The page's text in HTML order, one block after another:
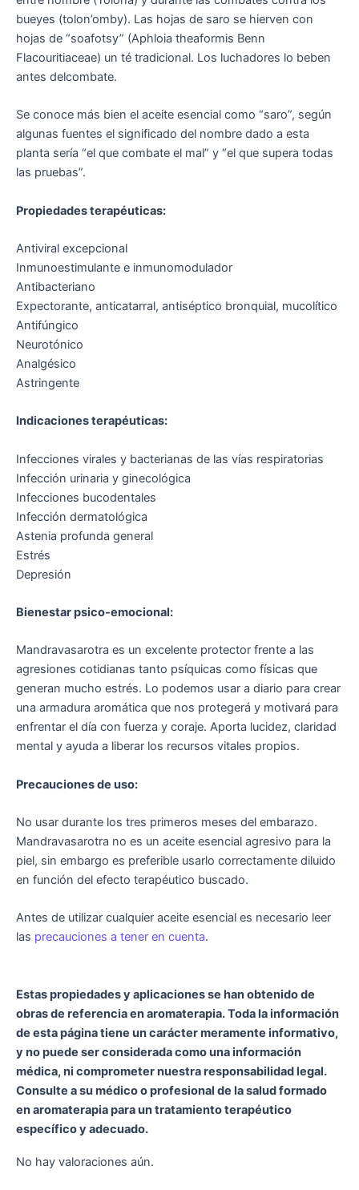
bueyes (tolon’omby). Las hojas de saro se hierven con
hojas de “soafotsy” (Aphloia theaformis Benn
Flacouritiaceae) un té tradicional. Los luchadores lo beben
antes delcombate.
Se conoce más bien el aceite esencial como “saro”, según
algunas fuentes el significado del nombre dado a esta
planta sería “el que combate el mal” y “el que supera todas
las pruebas”.
Propiedades terapéuticas:
Antiviral excepcional
Inmunoestimulante e inmunomodulador
Antibacteriano
Expectorante, anticatarral, antiséptico bronquial, mucolítico
Antifúngico
Neurotónico
Analgésico
Astringente
Indicaciones terapéuticas:
Infecciones virales y bacterianas de las vías respiratorias
Infección urinaria y ginecológica
Infecciones bucodentales
Infección dermatológica
Astenia profunda general
Estrés
Depresión
Bienestar psico-emocional:
Mandravasarotra es un excelente protector frente a las
agresiones cotidianas tanto psíquicas como físicas que
generan mucho estrés. Lo podemos usar a diario para crear
una armadura aromática que nos protegerá y motivará para
enfrentar el día con fuerza y coraje. Aporta lucidez, claridad
mental y ayuda a liberar los recursos vitales propios.
Precauciones de uso:
No usar durante los tres primeros meses del embarazo.
Mandravasarotra no es un aceite esencial agresivo para la
piel, sin embargo es preferible usarlo correctamente diluido
en función del efecto terapéutico buscado.
Antes de utilizar cualquier aceite esencial es necesario leer
las precauciones a tener en cuenta.
Estas propiedades y aplicaciones se han obtenido de
obras de referencia en aromaterapia. Toda la información
de esta página tiene un carácter meramente informativo,
y no puede ser considerada como una información
médica, ni comprometer nuestra responsabilidad legal.
Consulte a su médico o profesional de la salud formado
en aromaterapia para un tratamiento terapéutico
específico y adecuado.
No hay valoraciones aún.